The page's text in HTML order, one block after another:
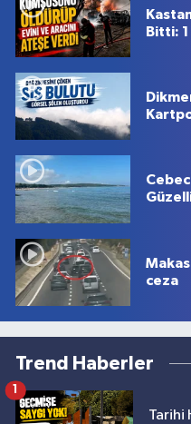
Bitti: 1
ceza
Trend Haberler
Tarihi
1